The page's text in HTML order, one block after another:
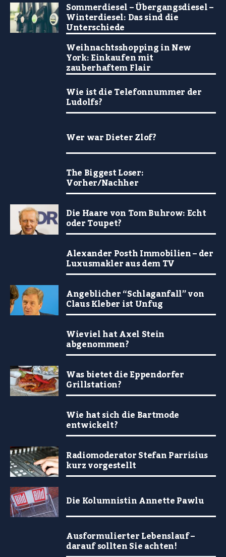
Sommerdiesel – Übergangsdiesel –
Winterdiesel: Das sind die
Unterschiede
Weihnachtsshopping in New
York: Einkaufen mit
zauberhaftem Flair
Wie ist die Telefonnummer der
Ludolfs?
Wer war Dieter Zlof?
The Biggest Loser:
Vorher/Nachher
Die Haare von Tom Buhrow: Echt
oder Toupet?
Alexander Posth Immobilien – der
Luxusmakler aus dem TV
Angeblicher “Schlaganfall” von
Claus Kleber ist Unfug
Wieviel hat Axel Stein
abgenommen?
Was bietet die Eppendorfer
Grillstation?
Wie hat sich die Bartmode
entwickelt?
Radiomoderator Stefan Parrisius
kurz vorgestellt
Die Kolumnistin Annette Pawlu
Ausformulierter Lebenslauf –
darauf sollten Sie achten!